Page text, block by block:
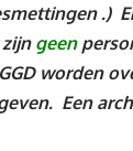
.)
geen
worden
Een